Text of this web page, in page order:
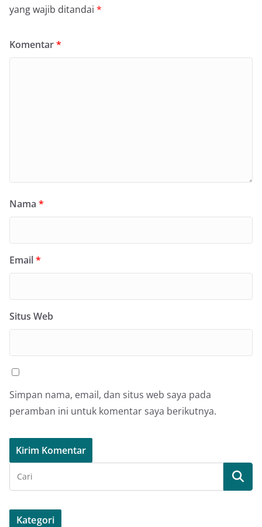
yang wajib ditandai *
Komentar*
Nama *
Email*
Situs Web
Simpan nama, email, dan situs web saya pada
peramban ini untuk komentar saya berikutnya.
Kategori